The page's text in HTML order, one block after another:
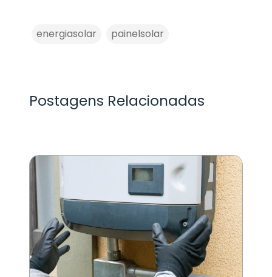
energiasolar painelsolar
Postagens Relacionadas